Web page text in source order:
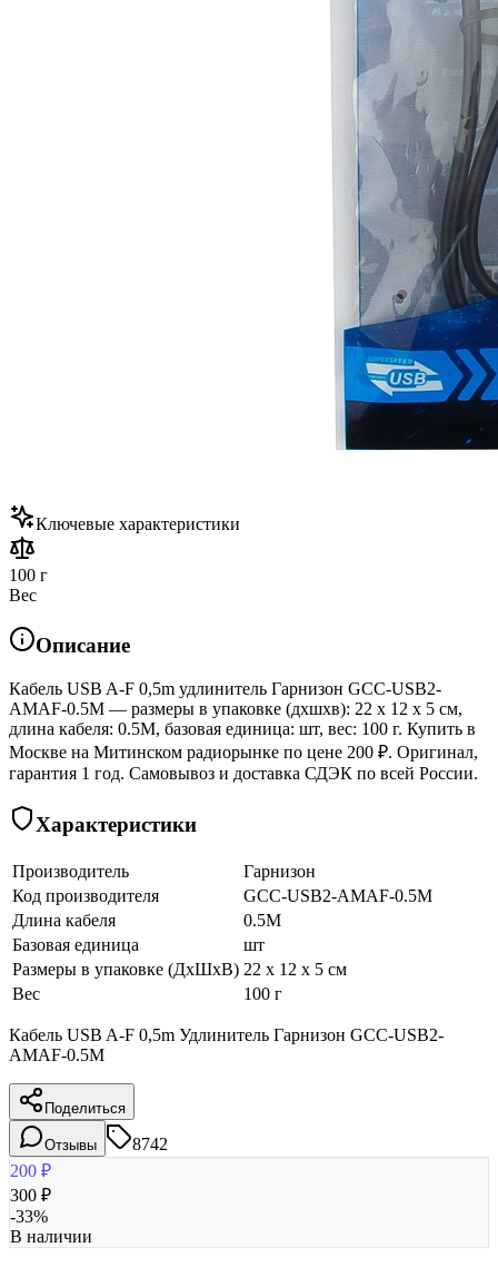
Ключевые характеристики
100 г
Вес
Описание
Кабель USB A-F 0,5m удлинитель Гарнизон GCC-USB2-
AMAF-0.5M — размеры в упаковке (дхшхв): 22 x 12 x 5 см,
длина кабеля: 0.5M, базовая единица: шт, вес: 100 г. Купить в
Москве на Митинском радиорынке по цене 200 ₽. Оригинал,
гарантия 1 год. Самовывоз и доставка СДЭК по всей России.
Характеристики
Производитель
Гарнизон
Код производителя
GCC-USB2-AMAF-0.5M
Длина кабеля
0.5M
Базовая единица
шт
Размеры в упаковке (ДхШхВ) 22 x 12 x 5 см
Вес
100 г
Кабель USB A-F 0,5m Удлинитель Гарнизон GCC-USB2-
AMAF-0.5M
Поделиться
Отзывы
8742
200 ₽
300 ₽
-33%
В наличии